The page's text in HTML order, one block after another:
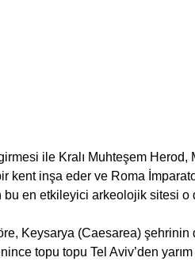
ile Kralı Muhteşem Herod,
kent inşa eder ve Roma
bu en etkileyici arkeolojik sitesi o
Keysarya (Caesarea)
topu topu Tel Aviv’den